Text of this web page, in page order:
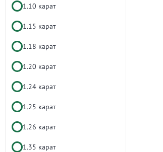
1.10 карат
1.15 карат
1.18 карат
1.20 карат
1.24 карат
1.25 карат
1.26 карат
1.35 карат